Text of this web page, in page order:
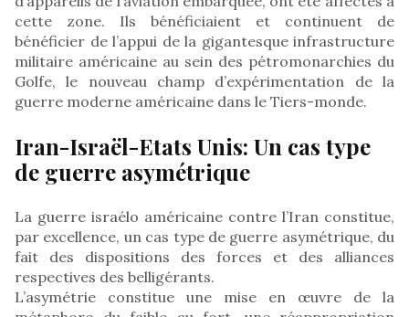
cette zone. Ils bénéficiaient et continuent de
bénéficier de l’appui de la gigantesque infrastructure
militaire américaine au sein des pétromonarchies du
Golfe, le nouveau champ d’expérimentation de la
guerre moderne américaine dans le Tiers-monde.
Iran-Israël-Etats Unis: Un cas type
de guerre asymétrique
La guerre israélo américaine contre l’Iran constitue,
par excellence, un cas type de guerre asymétrique, du
fait des dispositions des forces et des alliances
respectives des belligérants.
L’asymétrie constitue une mise en œuvre de la